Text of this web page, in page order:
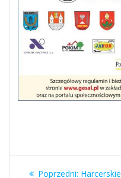
Nawigacja
Poprzedni: Poprzedni
Harcerskie